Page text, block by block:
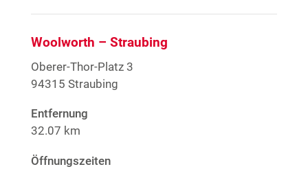
Woolworth – Straubing
Oberer-Thor-Platz 3
94315 Straubing
Entfernung
32.07 km
Öffnungszeiten